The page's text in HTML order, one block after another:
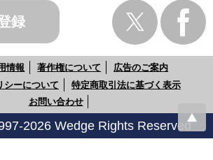
録
情報 著作権について
広告のご案内
シーについて
特定商取引法に基づく表示
お問い合わせ
2026 Wedge Rights Reserved